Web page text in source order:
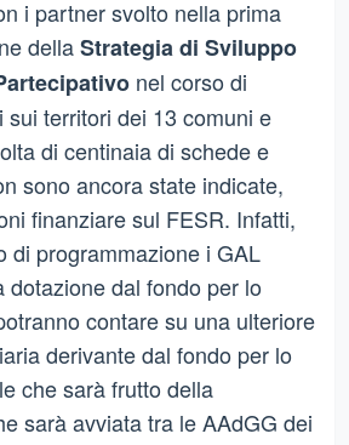
i partner svolto nella prima
dellaStrategia di Sviluppo
nel corso di
sui territori dei 13 comuni e
di centinaia di schede e
sono ancora state indicate,
finanziare sul FESR. Infatti,
di programmazione i GAL
dotazione dal fondo per lo
contare su una ulteriore
derivante dal fondo per lo
che sarà frutto della
sarà avviata tra le AAdGG dei